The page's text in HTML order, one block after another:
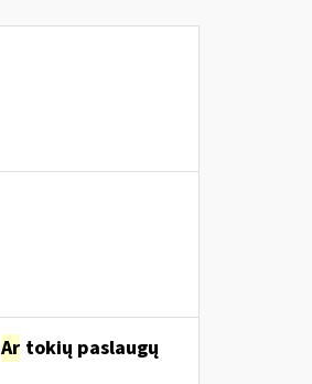
Artokių paslaugų